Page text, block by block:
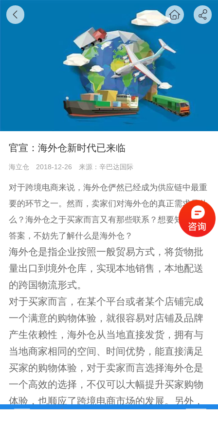
官宣：海外仓新时代已来临
海立仓 2018-12-26 来源：辛巴达国际
对于跨境电商来说，海外仓俨然已经成为供应链中最重
要的环节之一。然而，卖家们对海外仓的真正需求是什
么？海外仓之于买家而言又有那些联系？想要知道这些
答案，不妨先了解什么是海外仓？
海外仓是指企业按照一般贸易方式，将货物批
量出口到境外仓库，实现本地销售，本地配送
的跨国物流形式。
对于买家而言，在某个平台或者某个店铺完成
一个满意的购物体验，就很容易对店铺及品牌
产生依赖性，海外仓从当地直接发货，拥有与
当地商家相同的空间、时间优势，能直接满足
买家的购物体验，对于卖家而言选择海外仓是
一个高效的选择，不仅可以大幅提升买家购物
体验，也顺应了跨境电商市场的发展。另外，